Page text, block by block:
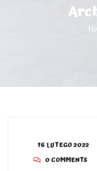
16 LUTEGO 2022
0 COMMENTS